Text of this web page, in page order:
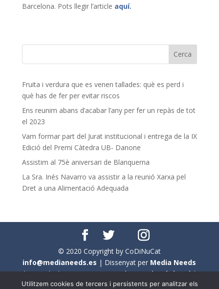
Barcelona. Pots llegir l’article aquí.
Fruita i verdura que es venen tallades: què es perd i
què has de fer per evitar riscos
Ens reunim abans d’acabar l’any per fer un repàs de tot
el 2023
Vam formar part del Jurat institucional i entrega de la IX
Edició del Premi Càtedra UB- Danone
Assistim al 75è aniversari de Blanquerna
La Sra. Inés Navarro va assistir a la reunió Xarxa pel
Dret a una Alimentació Adequada
© 2020 Copyright by CoDiNuCat
info@medianeeds.es | Dissenyat per Media Needs
| Tots els drets reservats aCoDiNuCat |Avís legal|
Avís per cookies
Utilitzem cookies de tercers i persistents per analitzar els